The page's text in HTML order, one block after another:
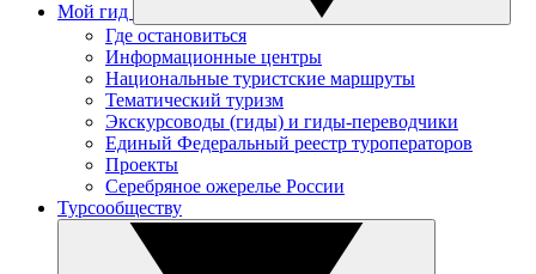
Мой гид
Где остановиться
Информационные центры
Национальные туристские маршруты
Тематический туризм
Экскурсоводы (гиды) и гиды-переводчики
Единый Федеральный реестр туроператоров
Проекты
Серебряное ожерелье России
Турсообществу